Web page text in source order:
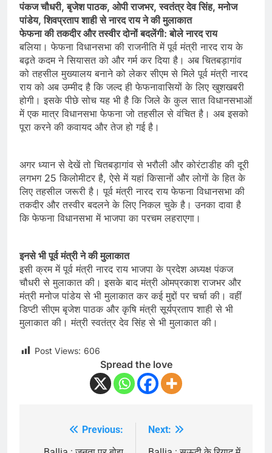
पंकज चौधरी, बृजेश पाठक, ओपी राजभर, स्वतंत्र देव सिंह, मनोज
पांडेय, शिवप्रताप शाही से नारद राय ने की मुलाकात
फेफना की तकदीर और तस्वीर दोनों बदलेंगी: बोले नारद राय
बलिया। फेफना विधानसभा की राजनीति में पूर्व मंत्री नारद राय के
बढ़ते कदम ने सियासत को और गर्म कर दिया है। अब चितबड़ागांव
को तहसील मुख्यालय बनाने को लेकर सीएम से मिले पूर्व मंत्री नारद
राय को अब उम्मीद है कि जल्द ही फेफनावासियों के लिए खुशखबरी
होगी। इसके पीछे सोच यह भी है कि जिले केे कुल सात विधानसभाओं
में एक मात्र विधानसभा फेफना जो तहसील से वंचित है। अब इसको
पूरा करने की कवायद और तेज हो गई है।
अगर ध्यान से देखें तो चितबड़ागांव से भरौली और कोरंटाडीह की दूरी
लगभग 25 किलोमीटर है, ऐसे में यहां किसानों और लोगों के हित के
लिए तहसील जरूरी है। पूर्व मंत्री नारद राय फेफना विधानसभा की
तकदीर और तस्वीर बदलने के लिए निकल चुके है। उनका दावा है
कि फेफना विधानसभा में भाजपा का परचम लहराएगा।
इनसे भी पूर्व मंत्री ने की मुलाकात
इसी क्रम में पूर्व मंत्री नारद राय भाजपा के प्रदेश अध्यक्ष पंकज
चौधरी से मुलाकात की। इसके बाद मंत्री ओमप्रकाश राजभर और
मंत्री मनोज पांडेय से भी मुलाकात कर कई मुद्दों पर चर्चा की। वहीं
डिप्टी सीएम बृजेश पाठक और कृषि मंत्री सूर्यप्रताप शाही से भी
मुलाकात की। मंत्री स्वतंत्र देव सिंह से भी मुलाकात की।
Post Views: 606
Spread the love
Previous:
Next: